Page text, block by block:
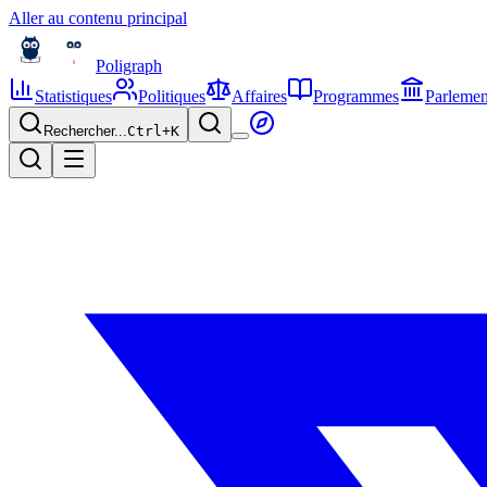
Aller au contenu principal
Poligraph
Statistiques
Politiques Affaires Programmes
Rechercher...Ctrl+K